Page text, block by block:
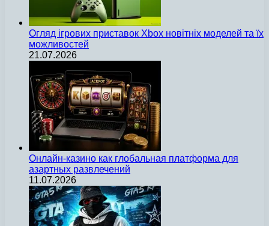
Огляд ігрових приставок Xbox новітніх моделей та їх
можливостей
21.07.2026
Онлайн-казино как глобальная платформа для
азартных развлечений
11.07.2026